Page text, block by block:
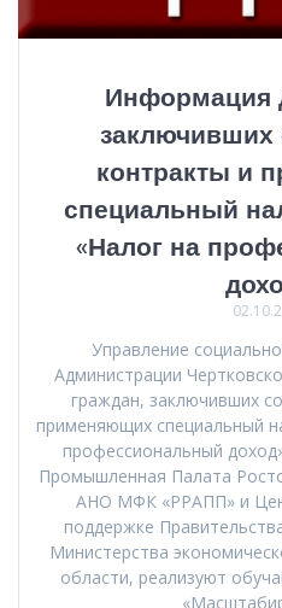
Информация
контракты и
специальный
«Налог на
Управление
Администрации
граждан, заключивших
применяющих специальный
профессиональный
Промышленная Палата
АНО МФК «РРАПП» и
поддержке
Министерства
области, реализуют